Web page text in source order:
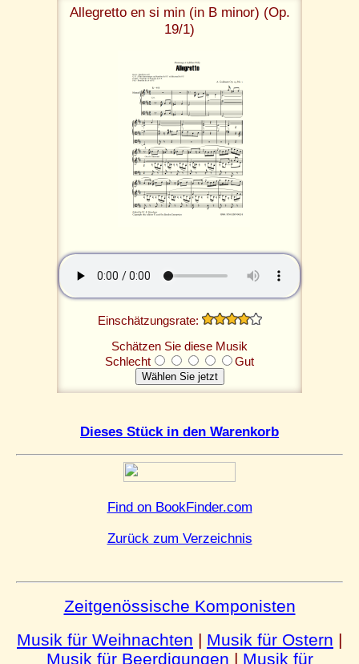
Allegretto en si min (in B minor) (Op.
19/1)
Einschätzungsrate:
Schätzen Sie diese Musik
Schlecht
Gut
Dieses Stück in den Warenkorb
Find on BookFinder.com
Zurück zum Verzeichnis
Zeitgenössische Komponisten
Musik für Weihnachten | Musik für Ostern |
Musik für Beerdigungen | Musik für